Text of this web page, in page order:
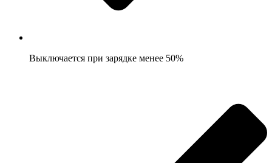
Выключается при зарядке менее 50%